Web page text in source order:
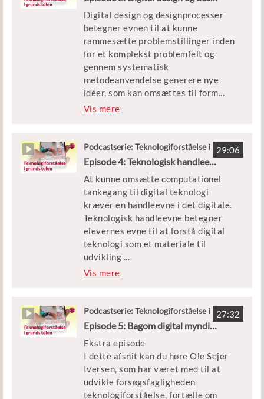
andet om, hvordan eleverne har
arbejdet med chatbots i
danskundervisningen i Odense, få
indblik i diskussionerne om
overvågning i Hobro, og bliv klogere
på, hvordan skolens dataindsamling
giver anledning til samfundsmæssige
overvejelser i Hundested.
fire forsøgsskoler.
Vært: Anders Høeg Nissen
Digital design og designprocesser
betegner evnen til at kunne
rammesætte problemstillinger inden
for et komplekst problemfelt og
gennem systematisk
metodeanvendelse generere nye
idéer, som kan omsættes til form...
og indhold i interaktive prototyper
der fokus på digital design og
designprocesser.
Det handler blandt andet om
kuglebaner, skraldespande og
adfærd - og om hvordan idéen om
iterationer, feedback og fortsat
videreudvikling af et design også
kan udfordre idéen om, at eleverne
skal afslutte med et færdigt produkt
i undervisningen.
Malte von Sehested, samt lærere fra
fire forsøgsskoler.
Vært: Anders Høeg Nissen
Vis mere
29:06
Podcastserie: Teknologiforståelse i
grundskolen
Episode 4: Teknologisk handleevne
At kunne omsætte computationel
tankegang til digital teknologi
kræver en handleevne i det digitale.
Teknologisk handleevne betegner
elevernes evne til at forstå digital
teknologi som et materiale til
udvikling ...
af digitale artefakter. Denne episode
på kompetenceområdet ‘teknologisk
handleevne’.
Det handler om app-programmering
og komplekse udfordringer i Odense,
håndtegnede robotter i Solrød
Strand og om teknik, der en gang
Vis mere
27:32
Podcastserie: Teknologiforståelse i
grundskolen
Episode 5: Bagom digital myndiggørelse og digitalt design
Ekstra episode
I dette afsnit kan du høre Ole Sejer
Iversen, som har været med til at
udvikle forsøgsfagligheden
teknologiforståelse, fortælle om